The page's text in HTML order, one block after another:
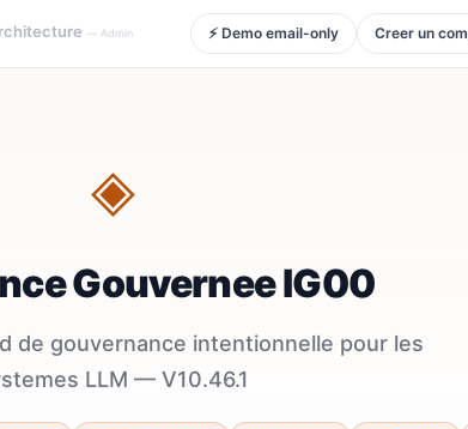
— Admin ⚡ Demo email-only Creer un
◈
Gouvernee IG00
de gouvernance intentionnelle pour les
LLM — V10.46.1